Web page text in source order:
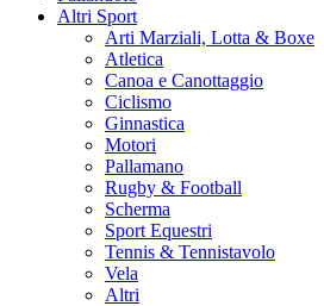
Altri Sport
Arti Marziali, Lotta & Boxe
Atletica
Canoa e Canottaggio
Ciclismo
Ginnastica
Motori
Pallamano
Rugby & Football
Scherma
Sport Equestri
Tennis & Tennistavolo
Vela
Altri